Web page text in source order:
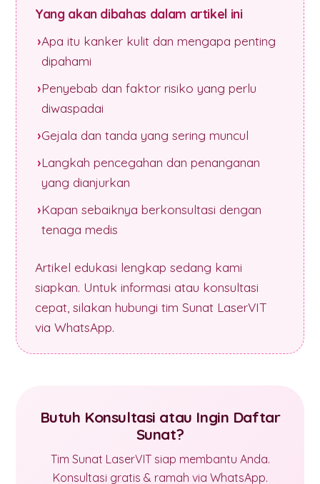
Yang akan dibahas dalam artikel ini
Apa itu kanker kulit dan mengapa penting
dipahami
Penyebab dan faktor risiko yang perlu
diwaspadai
Gejala dan tanda yang sering muncul
Langkah pencegahan dan penanganan
yang dianjurkan
Kapan sebaiknya berkonsultasi dengan
tenaga medis
Artikel edukasi lengkap sedang kami
siapkan. Untuk informasi atau konsultasi
cepat, silakan hubungi tim Sunat LaserVIT
via WhatsApp.
Butuh Konsultasi atau Ingin Daftar
Sunat?
Tim Sunat LaserVIT siap membantu Anda.
Konsultasi gratis & ramah via WhatsApp.